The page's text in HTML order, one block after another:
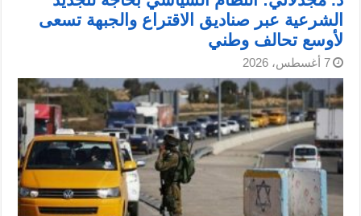
الشرعية عبر صناديق الاقتراع والجبهة تسعى
لأوسع تحالف وطني
7 أغسطس، 2026